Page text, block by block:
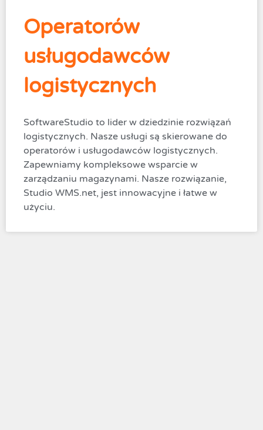
Operatorów
usługodawców
logistycznych
SoftwareStudio to lider w dziedzinie rozwiązań
logistycznych. Nasze usługi są skierowane do
operatorów i usługodawców logistycznych.
Zapewniamy kompleksowe wsparcie w
zarządzaniu magazynami. Nasze rozwiązanie,
Studio WMS.net, jest innowacyjne i łatwe w
użyciu.